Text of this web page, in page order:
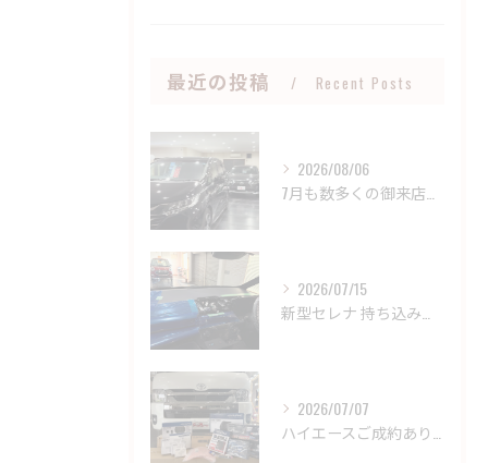
最近の投稿 Recent Posts
2026/08/06
2026/07/15
2026/07/07